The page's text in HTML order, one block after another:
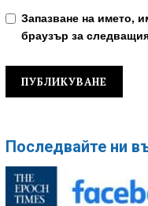
Запазване на името,
браузър за
Последвайте ни